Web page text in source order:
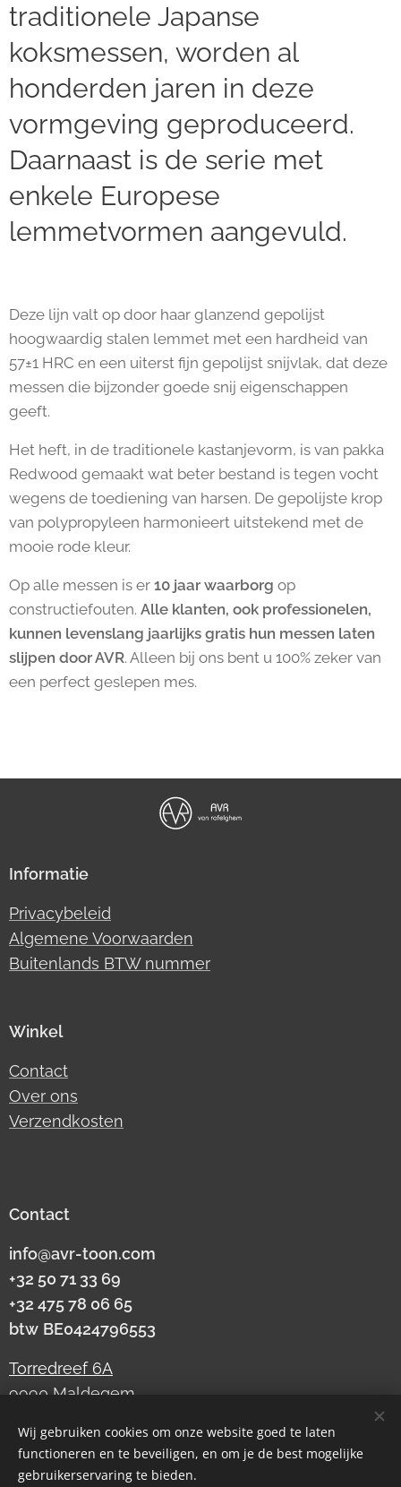
traditionele Japanse
koksmessen, worden al
honderden jaren in deze
vormgeving geproduceerd.
Daarnaast is de serie met
enkele Europese
lemmetvormen aangevuld.
Deze lijn valt op door haar glanzend gepolijst
hoogwaardig stalen lemmet met een hardheid van
57±1 HRC en een uiterst fijn gepolijst snijvlak, dat deze
messen die bijzonder goede snij eigenschappen
geeft.
Het heft, in de traditionele kastanjevorm, is van pakka
Redwood gemaakt wat beter bestand is tegen vocht
wegens de toediening van harsen. De gepolijste krop
van polypropyleen harmonieert uitstekend met de
mooie rode kleur.
Op alle messen is er 10 jaar waarborg op
constructiefouten. Alle klanten, ook professionelen,
kunnen levenslang jaarlijks gratis hun messen laten
slijpen door AVR. Alleen bij ons bent u 100% zeker van
een perfect geslepen mes.
Informatie
Privacybeleid
Algemene Voorwaarden
Buitenlands BTW nummer
Winkel
Contact
Over ons
Verzendkosten
Contact
info@avr-toon.com
+32 50 71 33 69
+32 475 78 06 65
btw BE0424796553
Torredreef 6A
9990 Maldegem
Cookies
Wij gebruiken cookies om onze website goed te laten
functioneren en te beveiligen, en om je de best mogelijke
gebruikerservaring te bieden.